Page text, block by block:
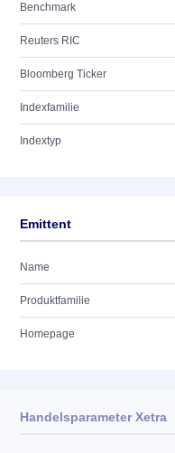
Benchmark
Reuters RIC
Bloomberg Ticker
Indexfamilie
Indextyp
Emittent
Name
Produktfamilie
Homepage
Handelsparameter Xetra